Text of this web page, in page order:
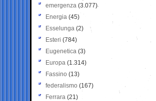
emergenza (3.077)
Energia (45)
Esselunga (2)
Esteri (784)
Eugenetica (3)
Europa (1.314)
Fassino (13)
federalismo (167)
Ferrara (21)